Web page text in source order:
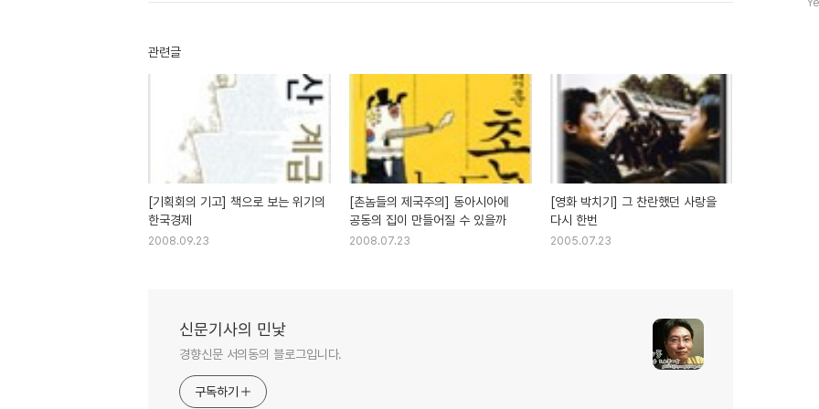
관련글
[기획회의 기고] 책으로 보는 위기의
한국경제
2008.09.23
[촌놈들의 제국주의] 동아시아에
공동의 집이 만들어질 수 있을까
2008.07.23
[영화 박치기] 그 찬란했던 사랑을
다시 한번
2005.07.23
신문기사의 민낯
경향신문 서의동의 블로그입니다.
구독하기
수